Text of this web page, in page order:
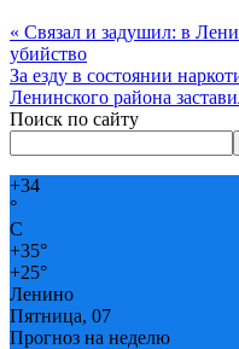
« Связал и задушил: в
убийство
За езду в состоянии
Ленинского района
Поиск по сайту
+34
°
C
+35°
+25°
Ленино
Пятница, 07
Прогноз на неделю